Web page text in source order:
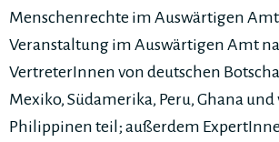
Menschenrechte im Auswärtigen
Veranstaltung im Auswärtigen Amt
VertreterInnen von deutschen
Mexiko, Südamerika, Peru, Ghana und
Philippinen teil; außerdem